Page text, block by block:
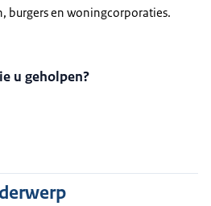
burgers en woningcorporaties.
u geholpen?